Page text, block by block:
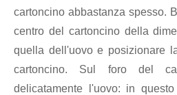
cartoncino abbastanza spesso.
centro del cartoncino della
quella dell'uovo e posizionare
cartoncino. Sul foro del
delicatamente l'uovo: in